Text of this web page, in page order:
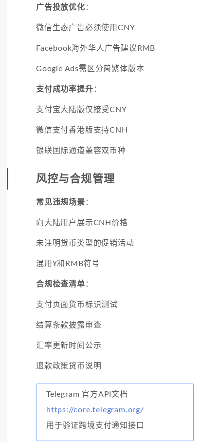
广告投放优化 ：
微信生态广告必须使用CNY
Facebook海外华人广告建议RMB
Google Ads需区分简繁体版本
支付成功率提升 ：
支付宝大陆版仅接受CNY
微信支付香港版支持CNH
银联国际通道兼容双币种
风控与合规管理
常见违规场景 ：
向大陆用户展示CNH价格
未注明货币类型的促销活动
混用¥和RMB符号
合规检查清单 ：
支付页面货币标识测试
结算条款披露审查
汇率更新时间公示
退款政策货币说明
Telegram 官方API文档
https://core.telegram.org/
用于验证跨境支付通知接口